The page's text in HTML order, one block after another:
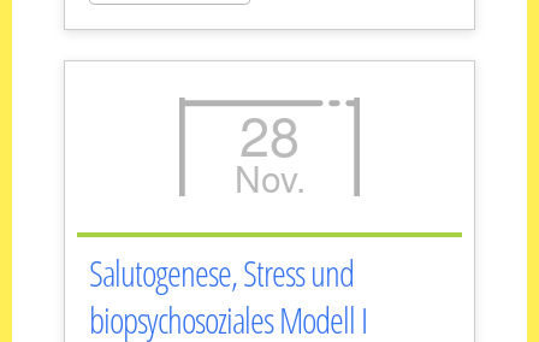
28
Nov.
Salutogenese, Stress und
biopsychosoziales Modell I